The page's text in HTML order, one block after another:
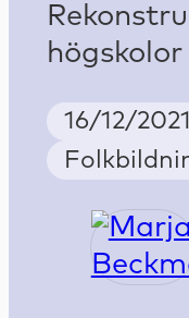
Publish
16/12/2021
Keywords